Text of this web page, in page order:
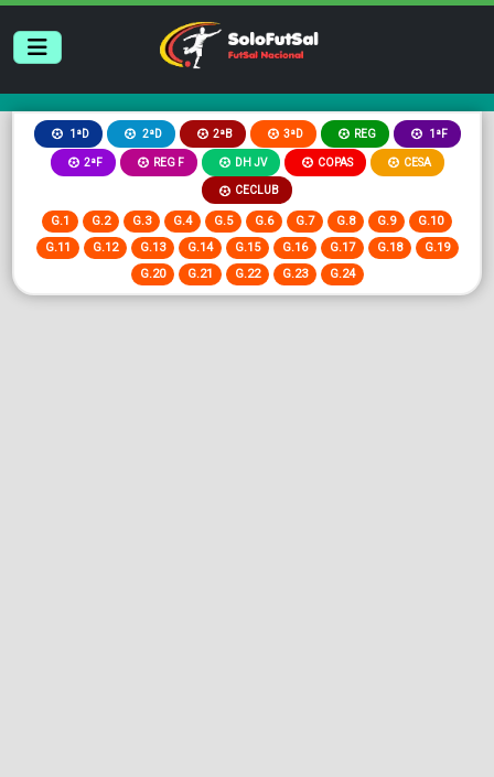
1ªD 2ªD 2ªB 3ªD REG 1ªF
2ªF REG F DH JV COPAS CESA
CECLUB
G.1 G.2 G.3 G.4 G.5 G.6 G.7 G.8 G.9
G.10
G.11
G.12 G.13 G.14 G.15 G.16 G.17 G.18
G.19
G.20
G.21 G.22 G.23 G.24